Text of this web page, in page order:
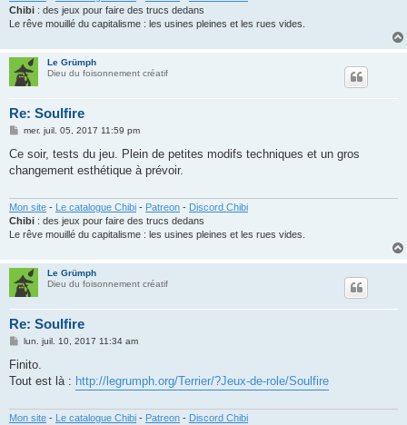
Chibi : des jeux pour faire des trucs dedans
Le rêve mouillé du capitalisme : les usines pleines et les rues vides.
Le Grümph
Dieu du foisonnement créatif
Re: Soulfire
M
s
a
mer. juil. 05, 2017 11:59 pm
Ce soir, tests du jeu. Plein de petites modifs techniques et un gros
changement esthétique à prévoir.
Mon site - Le catalogue Chibi - Patreon - Discord Chibi
Chibi : des jeux pour faire des trucs dedans
Le rêve mouillé du capitalisme : les usines pleines et les rues vides.
Le Grümph
Dieu du foisonnement créatif
Re: Soulfire
M
s
a
lun. juil. 10, 2017 11:34 am
Finito.
Tout est là : http://legrumph.org/Terrier/?Jeux-de-role/Soulfire
Mon site - Le catalogue Chibi - Patreon - Discord Chibi